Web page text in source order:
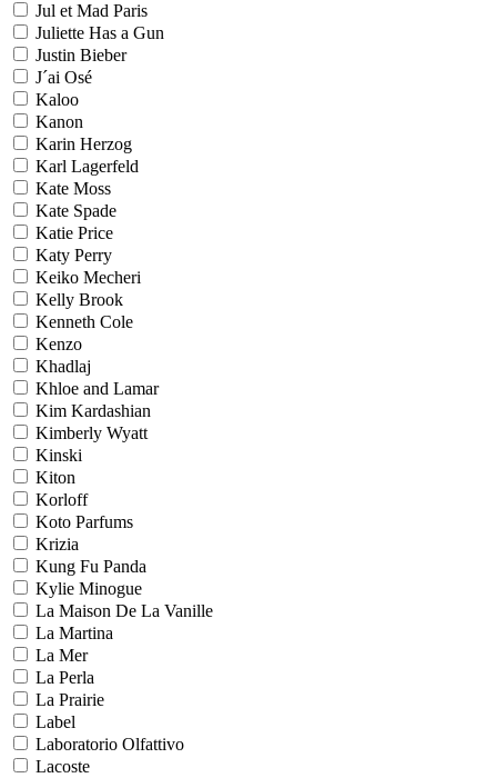
Jul et Mad Paris
Juliette Has a Gun
Justin Bieber
J´ai Osé
Kaloo
Kanon
Karin Herzog
Karl Lagerfeld
Kate Moss
Kate Spade
Katie Price
Katy Perry
Keiko Mecheri
Kelly Brook
Kenneth Cole
Kenzo
Khadlaj
Khloe and Lamar
Kim Kardashian
Kimberly Wyatt
Kinski
Kiton
Korloff
Koto Parfums
Krizia
Kung Fu Panda
Kylie Minogue
La Maison De La Vanille
La Martina
La Mer
La Perla
La Prairie
Label
Laboratorio Olfattivo
Lacoste